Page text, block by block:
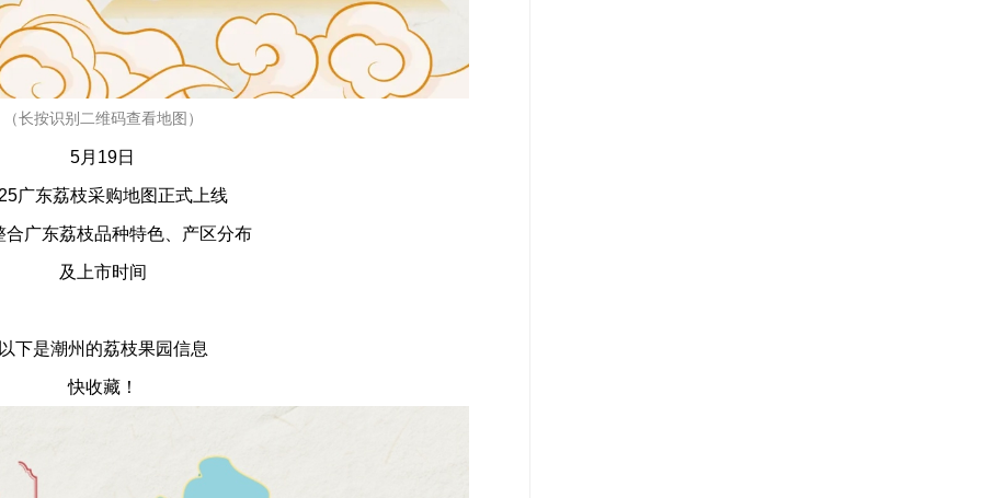
（长按识别二维码查看地图）
5月19日
广东荔枝采购地图正式上线
合广东荔枝品种特色、产区分布
及上市时间
下是潮州的荔枝果园信息
快收藏！